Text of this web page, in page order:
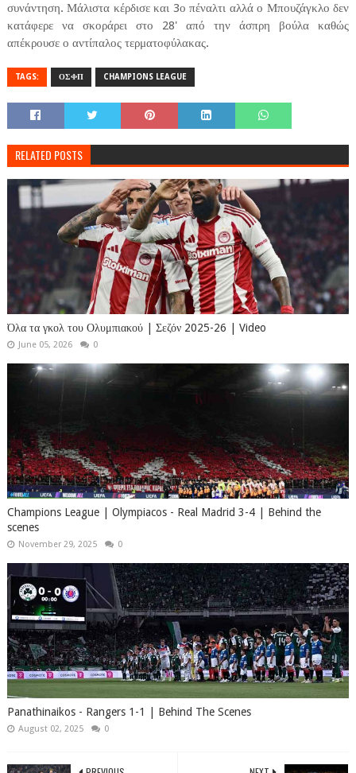
συνάντηση. Μάλιστα κέρδισε και 3ο πέναλτι αλλά ο Μπουζάγκλο δεν
κατάφερε να σκοράρει στο 28' από την άσπρη βούλα καθώς
απέκρουσε ο αντίπαλος τερματοφύλακας.
TAGS: ΟΣΦΠ CHAMPIONS LEAGUE
RELATED POSTS
Όλα τα γκολ του Ολυμπιακού | Σεζόν 2025-26 | Video
June 05, 2026 0
Champions League | Olympiacos​ - Real Madrid 3-4 | Behind the
scenes
November 29, 2025 0
Panathinaikos - Rangers 1-1 | Behind The Scenes
August 02, 2025 0